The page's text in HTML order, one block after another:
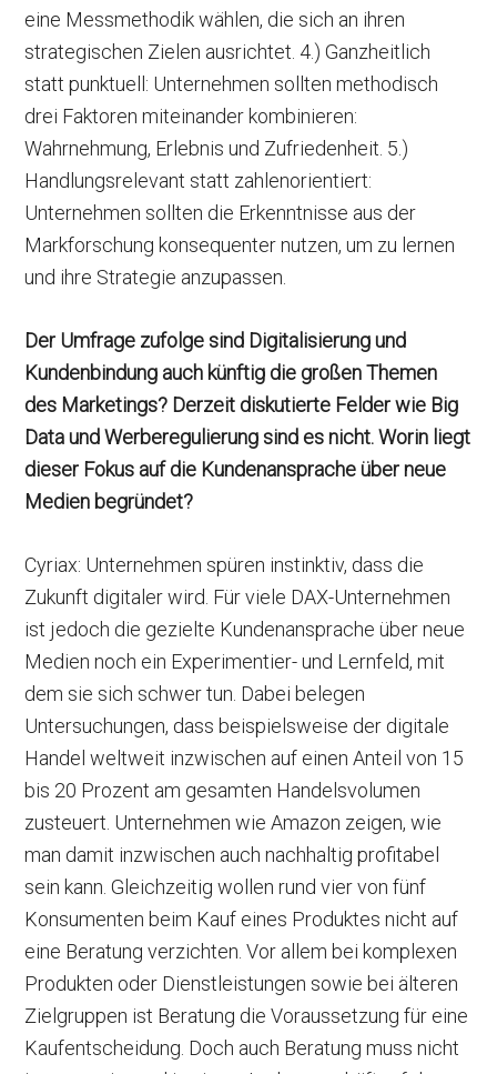
eine Messmethodik wählen, die sich an ihren
strategischen Zielen ausrichtet. 4.) Ganzheitlich
statt punktuell: Unternehmen sollten methodisch
drei Faktoren miteinander kombinieren:
Wahrnehmung, Erlebnis und Zufriedenheit. 5.)
Handlungsrelevant statt zahlenorientiert:
Unternehmen sollten die Erkenntnisse aus der
Markforschung konsequenter nutzen, um zu lernen
und ihre Strategie anzupassen.
Der Umfrage zufolge sind Digitalisierung und
Kundenbindung auch künftig die großen Themen
des Marketings? Derzeit diskutierte Felder wie Big
Data und Werberegulierung sind es nicht. Worin liegt
dieser Fokus auf die Kundenansprache über neue
Medien begründet?
Cyriax: Unternehmen spüren instinktiv, dass die
Zukunft digitaler wird. Für viele DAX-Unternehmen
ist jedoch die gezielte Kundenansprache über neue
Medien noch ein Experimentier- und Lernfeld, mit
dem sie sich schwer tun. Dabei belegen
Untersuchungen, dass beispielsweise der digitale
Handel weltweit inzwischen auf einen Anteil von 15
bis 20 Prozent am gesamten Handelsvolumen
zusteuert. Unternehmen wie Amazon zeigen, wie
man damit inzwischen auch nachhaltig profitabel
sein kann. Gleichzeitig wollen rund vier von fünf
Konsumenten beim Kauf eines Produktes nicht auf
eine Beratung verzichten. Vor allem bei komplexen
Produkten oder Dienstleistungen sowie bei älteren
Zielgruppen ist Beratung die Voraussetzung für eine
Kaufentscheidung. Doch auch Beratung muss nicht